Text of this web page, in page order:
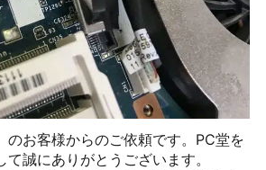
のお客様からのご依頼です。PC堂を
誠にありがとうございます。